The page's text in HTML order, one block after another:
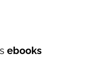
ebooks